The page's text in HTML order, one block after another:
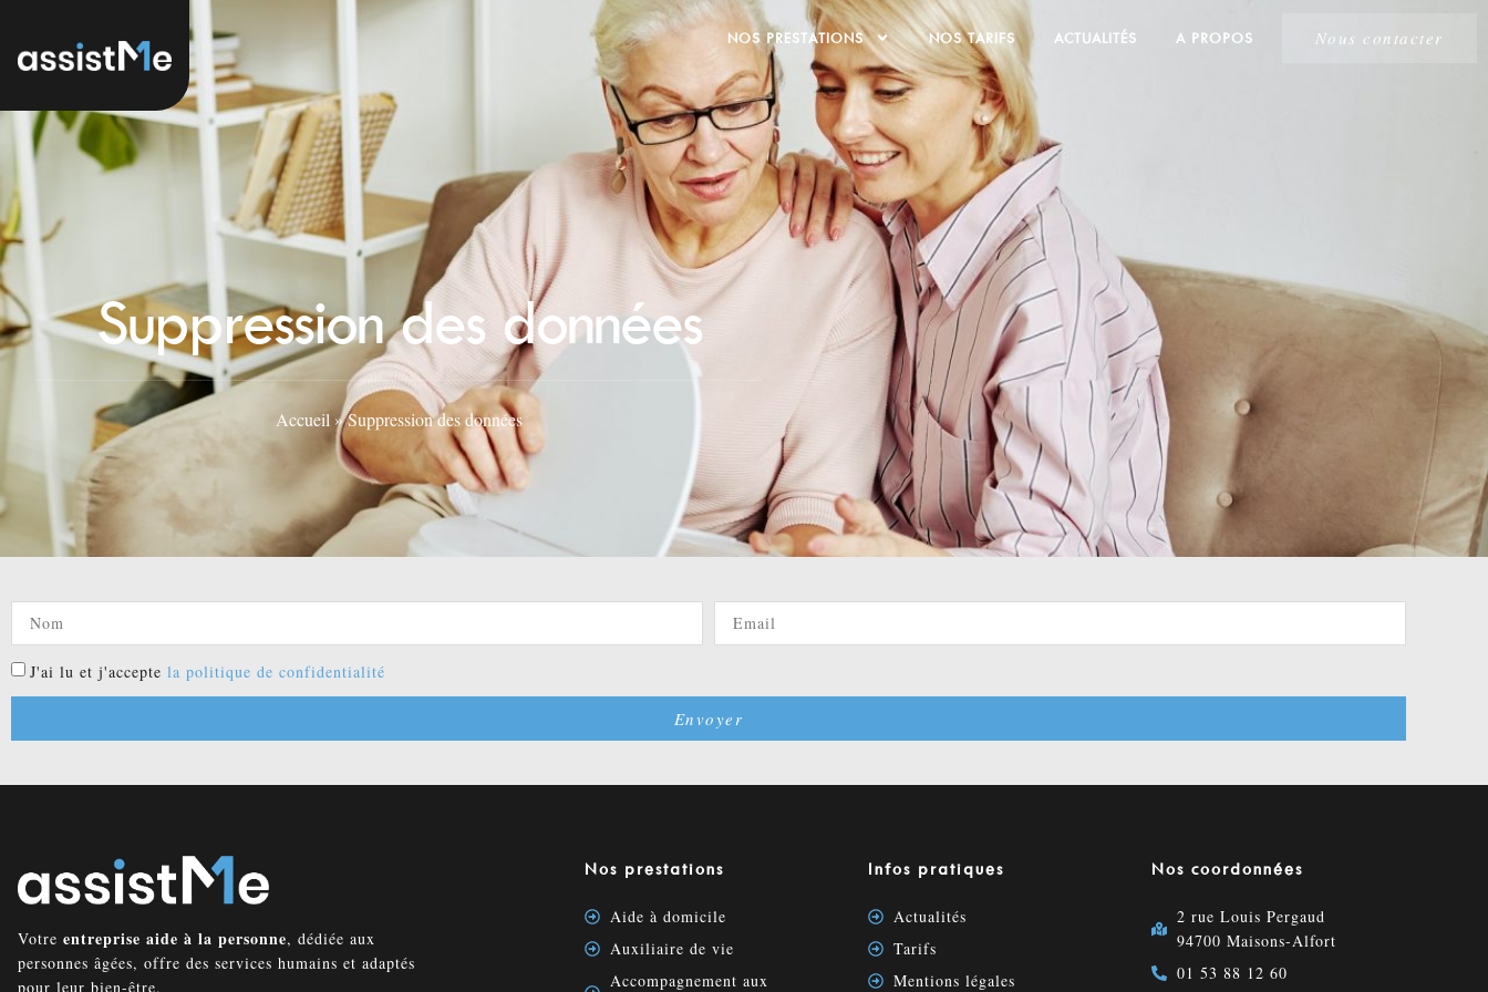
NOS PRESTATIONS NOS TARIFS ACTUALITÉS A PROPOS Nous contacter
Suppression des données
Accueil »Suppression des données
J'ai lu et j'accepte la politique de confidentialité
Envoyer
Votre entreprise aide à la personne, dédiée aux
personnes âgées, offre des services humains et adaptés
pour leur bien-être.
Nos prestations
Aide à domicile
Auxiliaire de vie
Accompagnement aux
Infos pratiques
Actualités
Tarifs
Mentions légales
Nos coordonnées
2 rue Louis Pergaud
94700 Maisons-Alfort
01 53 88 12 60